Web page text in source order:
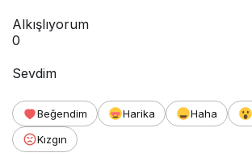
Alkışlıyorum
0
Sevdim
Beğendim Harika Haha
Kızgın